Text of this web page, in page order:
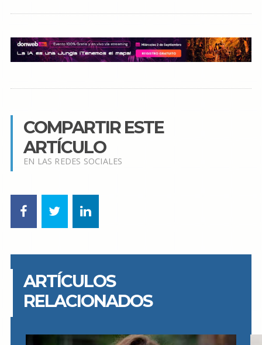
COMPARTIR ESTE
ARTÍCULO
EN LAS REDES SOCIALES
ARTÍCULOS
RELACIONADOS